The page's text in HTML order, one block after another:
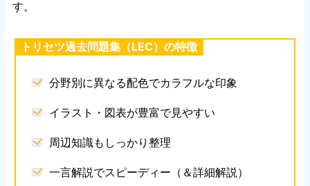
す。
トリセツ過去問題集（LEC）の特徴
分野別に異なる配色でカラフルな印象
イラスト・図表が豊富で見やすい
周辺知識もしっかり整理
一言解説でスピーディー（＆詳細解説）